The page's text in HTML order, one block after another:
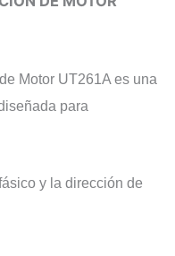
Motor UT261A es una
para
y la dirección de